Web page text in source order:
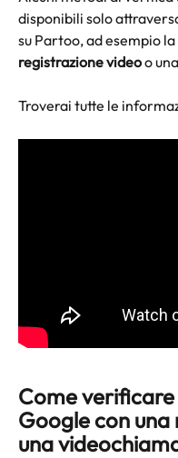
disponibili solo
su Partoo, ad esempio
registrazione video o una
Troverai tutte le
Come
Google con
una